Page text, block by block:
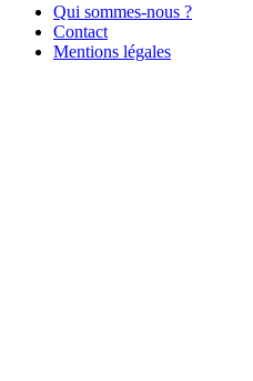
Qui sommes-nous ?
Contact
Mentions légales